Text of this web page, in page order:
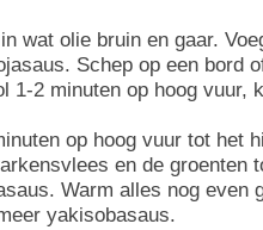
wat olie bruin en gaar.
Schep op een bord
1-2 minuten op hoog vuur,
op hoog vuur tot het
en de groenten
Warm alles nog even
yakisobasaus.